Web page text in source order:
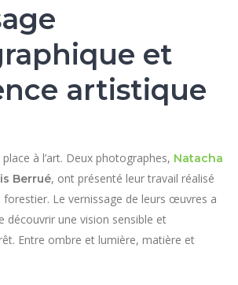
et
artistique
place à l’art. Deux photographes, Natacha
Berrué, ont présenté leur travail réalisé
forestier. Le vernissage de leurs œuvres a
découvrir une vision sensible et
Entre ombre et lumière, matière et